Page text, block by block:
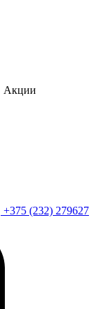
Акции
+375 (232) 279627